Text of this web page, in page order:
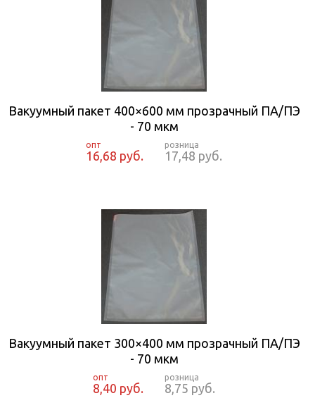
Вакуумный пакет 400×600 мм прозрачный ПА/ПЭ
- 70 мкм
16,68 руб. 17,48 руб.
Вакуумный пакет 300×400 мм прозрачный ПА/ПЭ
- 70 мкм
8,40 руб. 8,75 руб.